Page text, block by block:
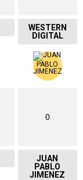
WESTERN
DIGITAL
0
JUAN
PABLO
JIMENEZ